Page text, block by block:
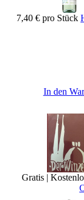
7,40 € pro Stück
In den
Gratis |